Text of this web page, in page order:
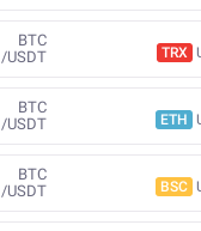
TRX
BTC
/USDT
ETH
BTC
/USDT
BSC
BTC
/USDT